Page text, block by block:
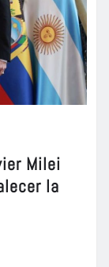
Milei
la